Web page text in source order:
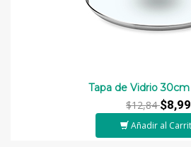
Tapa de Vidrio
$12,84$8,99
Añadir al